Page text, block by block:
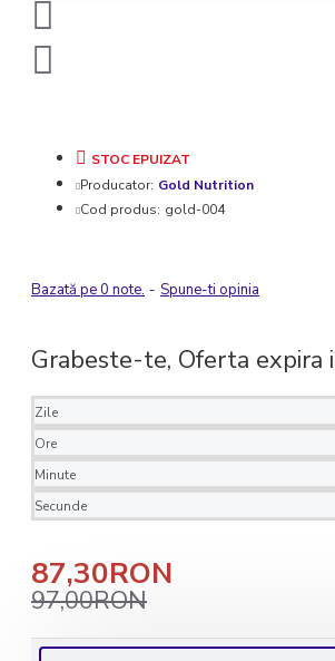
STOC EPUIZAT
Producator: Gold Nutrition
Cod produs: gold-004
Bazată pe 0 note. - Spune-ti opinia
Grabeste-te, Oferta expira
Zile
Ore
Minute
Secunde
87,30RON
97,00RON
Livrare rapida in 1-2 zile